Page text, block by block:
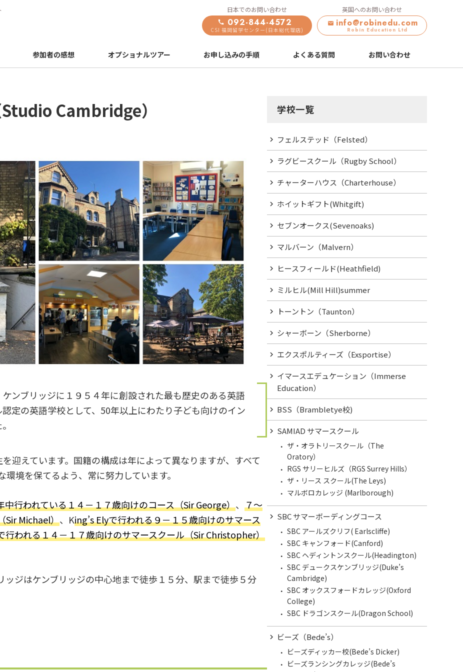
日本でのお問い合わせ
092-844-4572
CSI 福岡留学センター(日本総代理店)
英国へのお問い合わせ
info@robinedu.com
Robin Education Ltd
参加者の感想 オプショナルツアー お申し込みの手順 よくある質問 お問い合わせ
Cambridge）
ンブリッジに１９５４年に創設された最も歴史のある英語
定の英語学校として、50年以上にわたり子ども向けのイン
迎えています。国籍の構成は年によって異なりますが、すべて
境を保てるよう、常に努力しています。
中行われている１４－１７歳向けのコース（Sir George）、 ７～
Sir Michael）、King’s Elyで行われる９－１５歳向けのサマース
われる１４－１７歳向けのサマースクール（Sir Christopher）
ジはケンブリッジの中心地まで徒歩１５分、駅まで徒歩５分
学校一覧
フェルステッド（Felsted）
ラグビースクール（Rugby School）
チャーターハウス（Charterhouse）
ホイットギフト(Whitgift)
セブンオークス(Sevenoaks)
マルバーン（Malvern）
ヒースフィールド(Heathfield)
ミルヒル(Mill Hill)summer
トーントン（Taunton）
シャーボーン（Sherborne）
エクスポルティーズ（Exsportise）
イマースエデュケーション（Immerse
Education）
BSS（Brambletye校)
SAMIAD サマースクール
ザ・オラトリースクール（The
Oratory）
RGS サリーヒルズ（RGS Surrey Hills）
ザ・リース スクール(The Leys)
マルボロカレッジ (Marlborough)
SBC サマーボーディングコース
SBC アールズクリフ( Earlscliffe)
SBC キャンフォード(Canford)
SBC ヘディントンスクール(Headington)
SBC デュークスケンブリッジ(Duke’s
Cambridge)
SBC オックスフォードカレッジ(Oxford
College)
SBC ドラゴンスクール(Dragon School)
ビーズ（Bede’s）
ビーズディッカー校(Bede’s Dicker)
ビーズランシングカレッジ(Bede’s